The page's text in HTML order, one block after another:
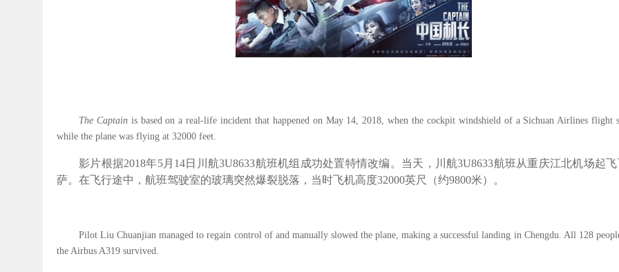
The Captain is based on a real-life incident that happened on May 14, 2018, when the cockpit windshield of a Sichuan Airlines flight
while the plane was flying at 32000 feet.
影片根据2018年5月 14日川航3U8633航班机组成功处置特情改编。当天，川航3U8633航班从重庆江北机场起
萨。在飞行途中，航班驾驶室的玻璃突然爆裂脱落，当时飞机高度32000英尺（约9800米）。
Pilot Liu Chuanjian managed to regain control of and manually slowed the plane, making a successful landing in Chengdu. All 128
the Airbus A319 survived.